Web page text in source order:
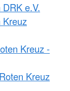
e.V.
Kreuz
Kreuz -
Kreuz